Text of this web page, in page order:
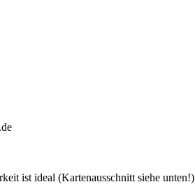
ist ideal (Kartenausschnitt siehe unten!)